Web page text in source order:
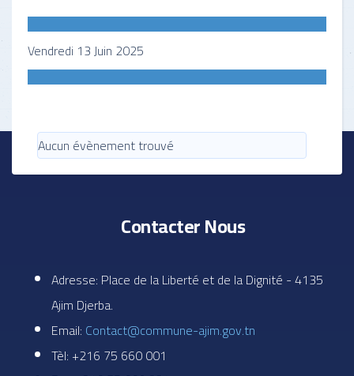
Vendredi 13 Juin 2025
Aucun évènement trouvé
Contacter Nous
Adresse: Place de la Liberté et de la Dignité - 4135
Ajim Djerba.
Email: Contact@commune-ajim.gov.tn
Tèl: +216 75 660 001